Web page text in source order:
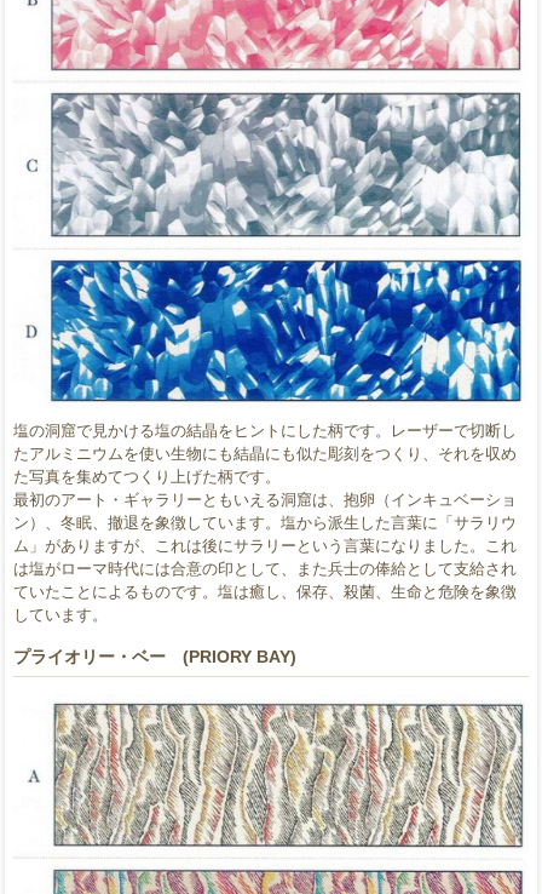
塩の洞窟で見かける塩の結晶をヒントにした柄です。レーザーで切断し
たアルミニウムを使い生物にも結晶にも似た彫刻をつくり、それを収め
た写真を集めてつくり上げた柄です。
最初のアート・ギャラリーともいえる洞窟は、抱卵（インキュベーショ
ン）、冬眠、撤退を象徴しています。塩から派生した言葉に「サラリウ
ム」がありますが、これは後にサラリーという言葉になりました。これ
は塩がローマ時代には合意の印として、また兵士の俸給として支給され
ていたことによるものです。塩は癒し、保存、殺菌、生命と危険を象徴
しています。
プライオリー・ベー (PRIORY BAY)